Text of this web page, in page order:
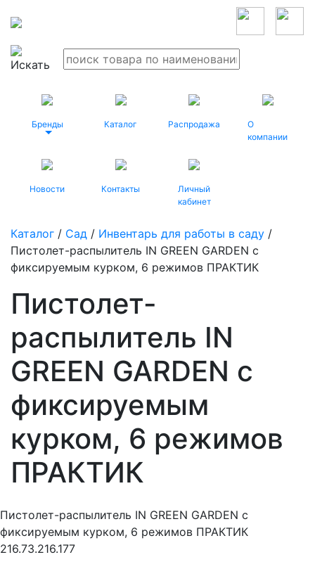
Бренды Каталог Распродажа
О
компании
Новости Контакты
Личный
кабинет
Каталог / Сад / Инвентарь для работы в саду /
Пистолет-распылитель IN GREEN GARDEN с
фиксируемым курком, 6 режимов ПРАКТИК
Пистолет-
распылитель IN
GREEN GARDEN с
фиксируемым
курком, 6 режимов
ПРАКТИК
Пистолет-распылитель IN GREEN GARDEN с
фиксируемым курком, 6 режимов ПРАКТИК
216.73.216.177